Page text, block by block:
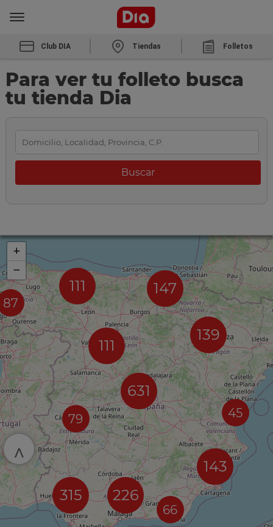
Club DIA Tiendas Folletos
Para ver tu folleto busca
tu tienda Dia
87
111 147
111
79
631
226
315
139
66
45
143
+
−
^